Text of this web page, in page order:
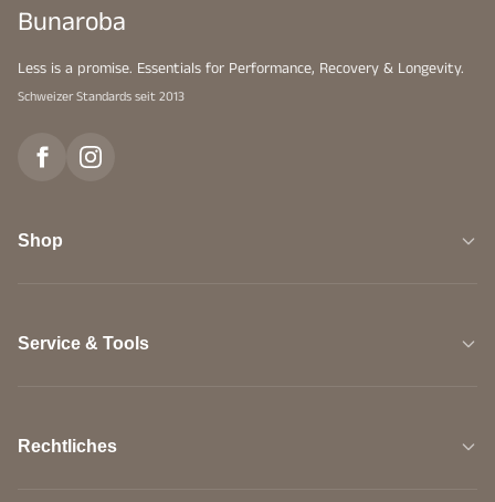
Bunaroba
Less is a promise. Essentials for Performance, Recovery & Longevity.
Schweizer Standards seit 2013
Shop
Service & Tools
Rechtliches